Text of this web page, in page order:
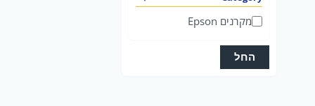
ט מקרנים Epson
החל